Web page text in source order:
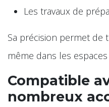
Les travaux de
Sa précision permet de
même dans les
Compatible
nombreux